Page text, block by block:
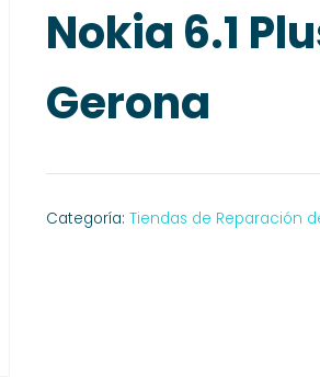
Nokia 6.1
Gerona
Categoría:Tiendas de Reparación